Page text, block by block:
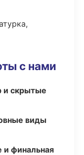
с нами
и скрытые
виды
и финальная